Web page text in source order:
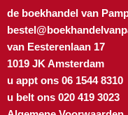
de boekhandel van
van Eesterenlaan 17
1019 JK Amsterdam
u appt ons 06 1544 8310
u belt ons 020 419 3023